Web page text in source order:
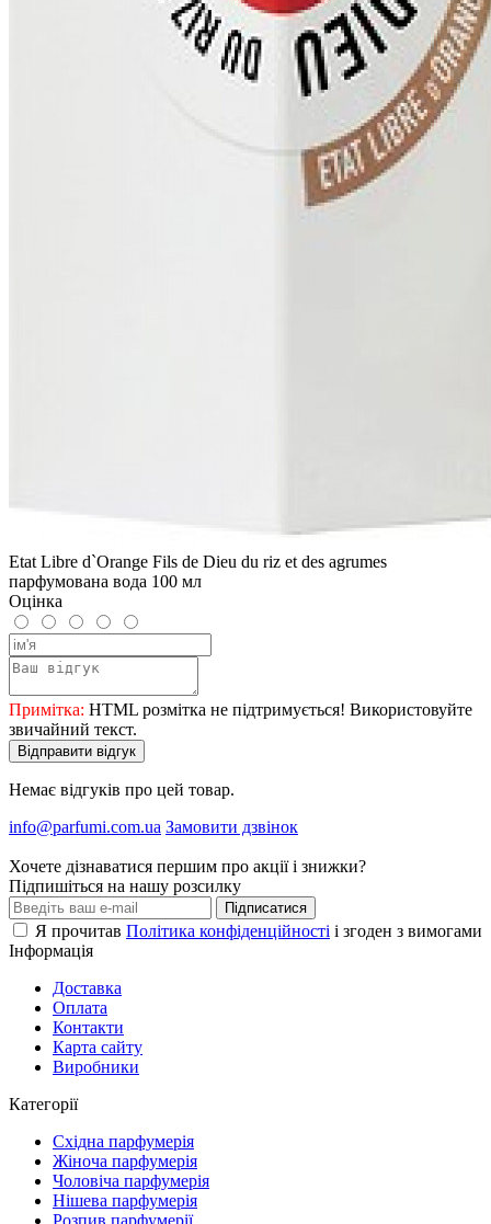
Etat Libre d`Orange Fils de Dieu du riz et des agrumes
парфумована вода 100 мл
Оцінка
Примітка: HTML розмітка не підтримується! Використовуйте
звичайний текст.
Відправити відгук
Немає відгуків про цей товар.
info@parfumi.com.ua Замовити дзвінок
Хочете дізнаватися першим про акції і знижки?
Підпишіться на нашу розсилку
Підписатися
Я прочитав Політика конфіденційності і згоден з вимогами
Інформація
Доставка
Оплата
Контакти
Карта сайту
Виробники
Категорії
Східна парфумерія
Жіноча парфумерія
Чоловіча парфумерія
Нішева парфумерія
Розпив парфумерії